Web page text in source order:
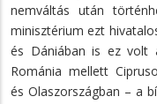
nemváltás után
minisztérium ezt
és Dániában is ez volt
Románia mellett
és Olaszországban – a